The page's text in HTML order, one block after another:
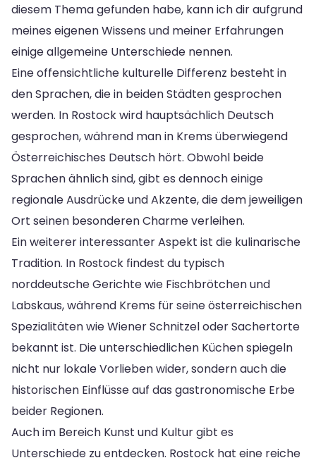
diesem Thema gefunden habe, kann ich dir aufgrund
meines eigenen Wissens und meiner Erfahrungen
einige allgemeine Unterschiede nennen.
Eine offensichtliche kulturelle Differenz besteht in
den Sprachen, die in beiden Städten gesprochen
werden. In Rostock wird hauptsächlich Deutsch
gesprochen, während man in Krems überwiegend
Österreichisches Deutsch hört. Obwohl beide
Sprachen ähnlich sind, gibt es dennoch einige
regionale Ausdrücke und Akzente, die dem jeweiligen
Ort seinen besonderen Charme verleihen.
Ein weiterer interessanter Aspekt ist die kulinarische
Tradition. In Rostock findest du typisch
norddeutsche Gerichte wie Fischbrötchen und
Labskaus, während Krems für seine österreichischen
Spezialitäten wie Wiener Schnitzel oder Sachertorte
bekannt ist. Die unterschiedlichen Küchen spiegeln
nicht nur lokale Vorlieben wider, sondern auch die
historischen Einflüsse auf das gastronomische Erbe
beider Regionen.
Auch im Bereich Kunst und Kultur gibt es
Unterschiede zu entdecken. Rostock hat eine reiche